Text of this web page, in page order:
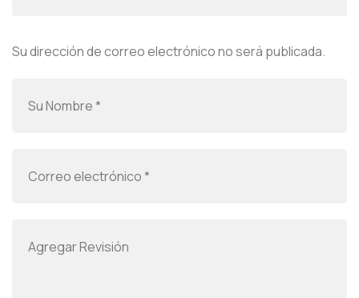
Su dirección de correo electrónico no será publicada.